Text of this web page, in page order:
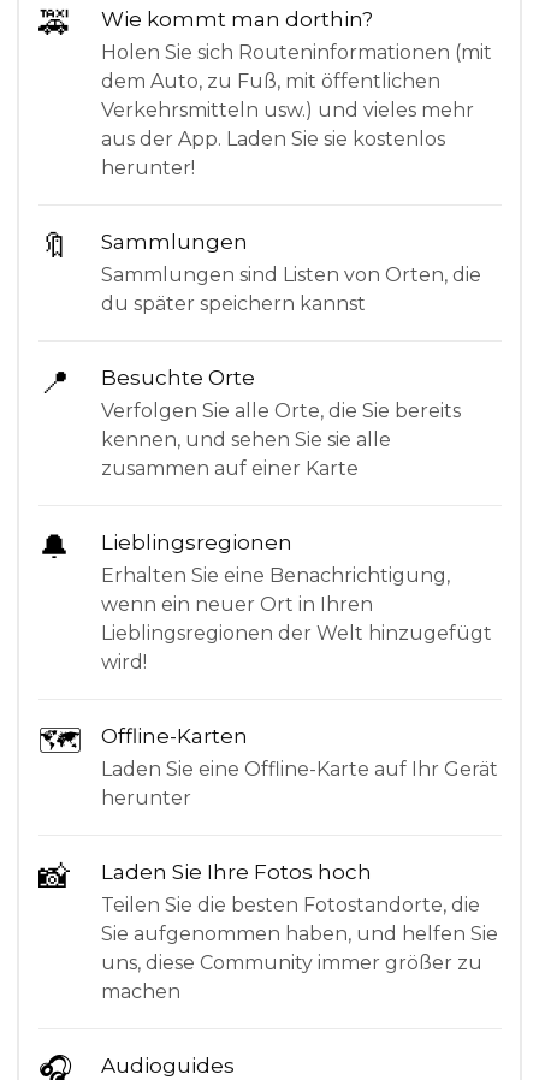
🚕 Wie kommt man dorthin?
Holen Sie sich Routeninformationen (mit
dem Auto, zu Fuß, mit öffentlichen
Verkehrsmitteln usw.) und vieles mehr
aus der App. Laden Sie sie kostenlos
herunter!
🔖 Sammlungen
Sammlungen sind Listen von Orten, die
du später speichern kannst
📍 Besuchte Orte
Verfolgen Sie alle Orte, die Sie bereits
kennen, und sehen Sie sie alle
zusammen auf einer Karte
🔔 Lieblingsregionen
Erhalten Sie eine Benachrichtigung,
wenn ein neuer Ort in Ihren
Lieblingsregionen der Welt hinzugefügt
wird!
🗺 Offline-Karten
Laden Sie eine Offline-Karte auf Ihr Gerät
herunter
📸 Laden Sie Ihre Fotos hoch
Teilen Sie die besten Fotostandorte, die
Sie aufgenommen haben, und helfen Sie
uns, diese Community immer größer zu
machen
🎧 Audioguides